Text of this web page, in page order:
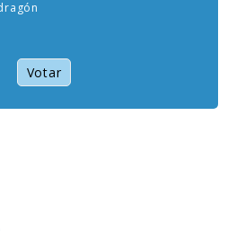
Votar